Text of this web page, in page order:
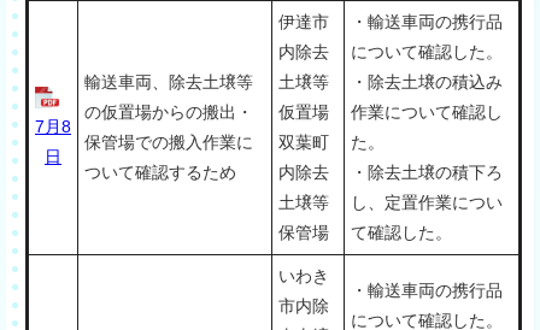
7月8
日
輸送車両、除去土壌等
の仮置場からの搬出・
保管場での搬入作業に
ついて確認するため
伊達市
内除去
土壌等
仮置場
双葉町
内除去
土壌等
保管場
・輸送車両の携行品
について確認した。
・除去土壌の積込み
作業について確認し
た。
・除去土壌の積下ろ
し、定置作業につい
て確認した。
いわき
市内除
・輸送車両の携行品
について確認した。